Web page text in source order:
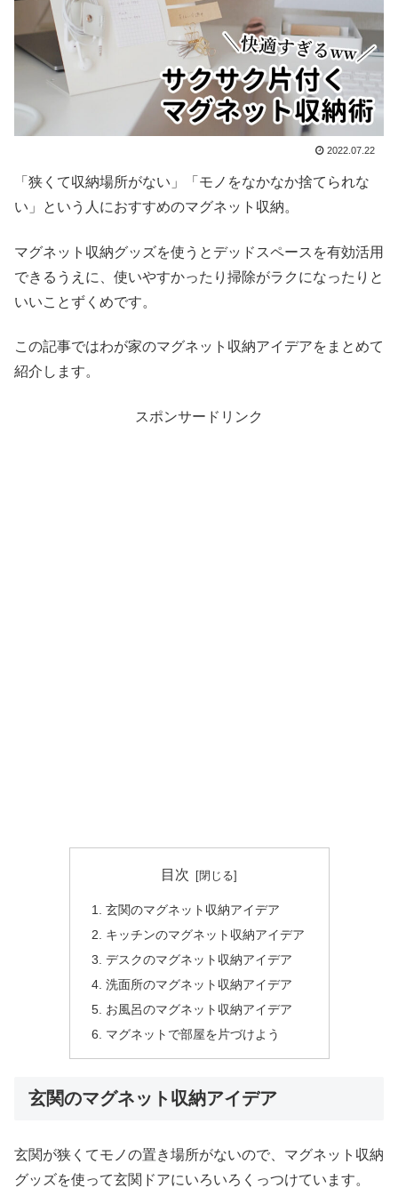
2022.07.22
「狭くて収納場所がない」「モノをなかなか捨てられな
い」という人におすすめのマグネット収納。
マグネット収納グッズを使うとデッドスペースを有効活用
できるうえに、使いやすかったり掃除がラクになったりと
いいことずくめです。
この記事ではわが家のマグネット収納アイデアをまとめて
紹介します。
スポンサードリンク
目次
玄関のマグネット収納アイデア
キッチンのマグネット収納アイデア
デスクのマグネット収納アイデア
洗面所のマグネット収納アイデア
お風呂のマグネット収納アイデア
マグネットで部屋を片づけよう
玄関のマグネット収納アイデア
玄関が狭くてモノの置き場所がないので、マグネット収納
グッズを使って玄関ドアにいろいろくっつけています。